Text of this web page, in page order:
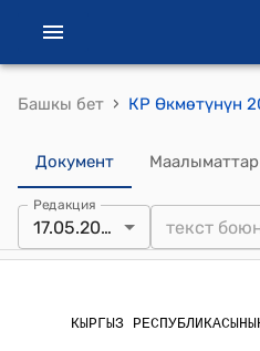
Башкы бет ›
Документ Маалыматтар
Редакция
17.05.2000